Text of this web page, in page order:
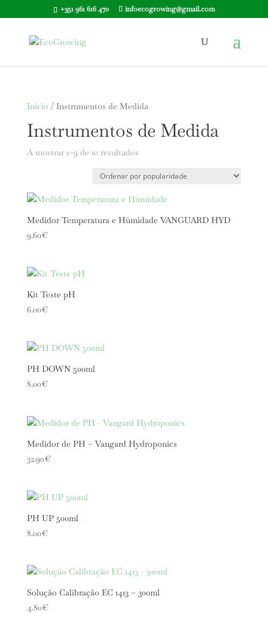
+351 961 616 470 infoecogrowing@gmail.com
Início / Instrumentos de Medida
Instrumentos de Medida
A mostrar 1–9 de 10 resultadosOrdenado
popularidade
Medidor Temperatura e Húmidade VANGUARD HYD
9.60€
Kit Teste pH
6.00€
PH DOWN 500ml
8.00€
Medidor de PH – Vangard Hydroponics
32.90€
PH UP 500ml
8.00€
Solução Calibração EC 1413 – 300ml
4.80€